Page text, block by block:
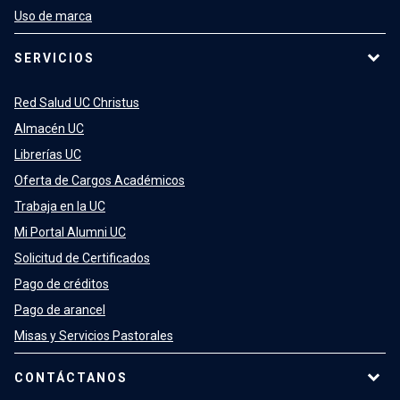
Uso de marca
SERVICIOS
Red Salud UC Christus
Almacén UC
Librerías UC
Oferta de Cargos Académicos
Trabaja en la UC
Mi Portal Alumni UC
Solicitud de Certificados
Pago de créditos
Pago de arancel
Misas y Servicios Pastorales
CONTÁCTANOS